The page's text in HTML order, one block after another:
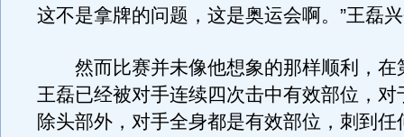
这不是拿牌的问题，这是奥运会啊。”王磊
然而比赛并未像他想象的那样顺利，在
王磊已经被对手连续四次击中有效部位，对
除头部外，对手全身都是有效部位，刺到任